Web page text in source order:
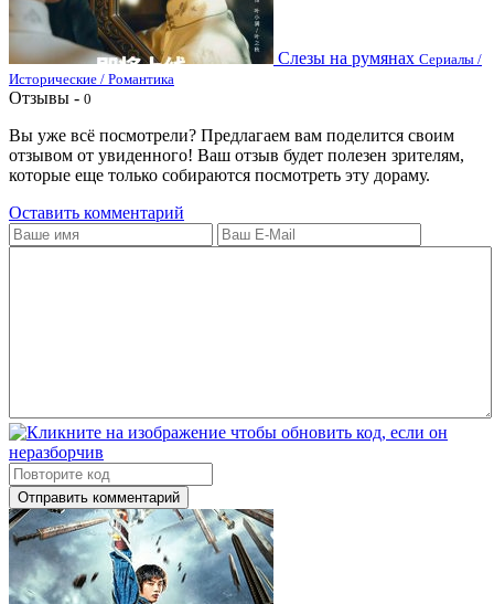
Слезы на румянах Сериалы /
Исторические / Романтика
Отзывы - 0
Вы уже всё посмотрели? Предлагаем вам поделится своим
отзывом от увиденного! Ваш отзыв будет полезен зрителям,
которые еще только собираются посмотреть эту дораму.
Оставить комментарий
Отправить комментарий